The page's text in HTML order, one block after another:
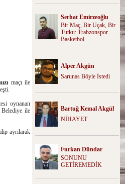
maçı ile
oynanan
Belediye ile
ayrılarak
Serhat Emirzeoğlu
Bir Maç, Bir Uçak, Bir
Tutku: Trabzonspor
Basketbol
Alper Akgün
Sarunas Böyle İstedi
Bartuğ Kemal Akgül
NİHAYET
Furkan Dündar
SONUNU
GETİREMEDİK